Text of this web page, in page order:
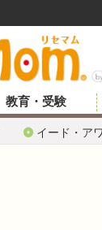
イード・ア
教育・受験